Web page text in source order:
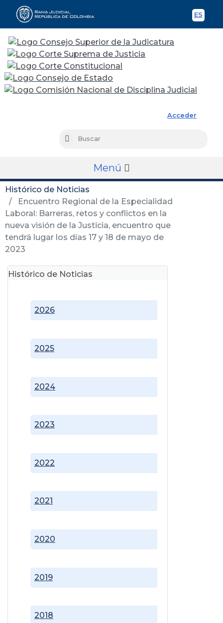
ES
Acceder
Buscar
Menú
Histórico de Noticias
Encuentro Regional de la Especialidad
Laboral: Barreras, retos y conflictos en la
nueva visión de la Justicia, encuentro que
tendrá lugar los días 17 y 18 de mayo de
2023
Histórico de Noticias
2018
2019
2020
2021
2022
2023
2024
2025
2026